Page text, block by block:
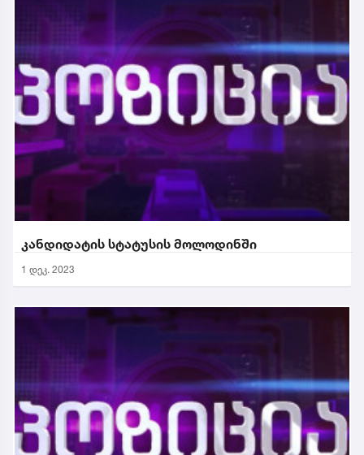
კანდიდატის სტატუსის მოლოდინში
1 დეკ. 2023